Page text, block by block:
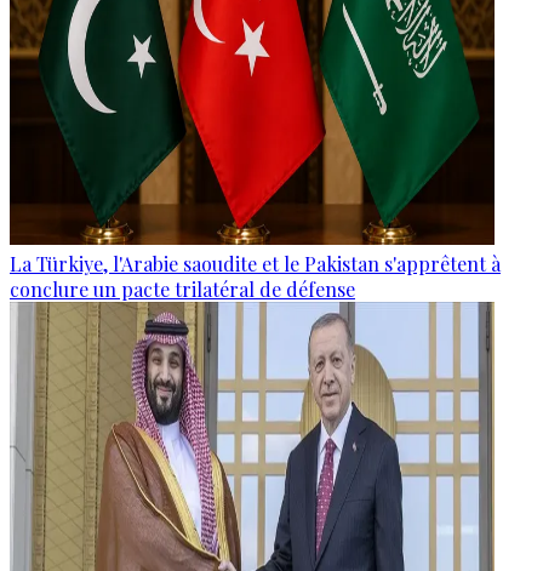
La Türkiye, l'Arabie saoudite et le Pakistan s'apprêtent à
conclure un pacte trilatéral de défense